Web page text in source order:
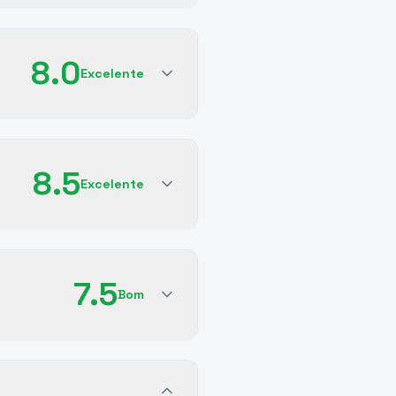
8.0Excelente
8.5Excelente
7.5Bom